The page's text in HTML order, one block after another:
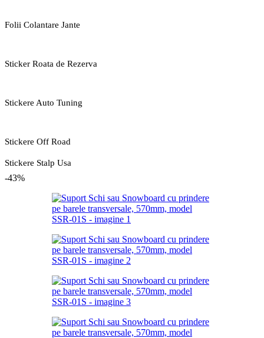
Folii Colantare Jante
Sticker Roata de Rezerva
Stickere Auto Tuning
Stickere Off Road
Stickere Stalp Usa
-43%